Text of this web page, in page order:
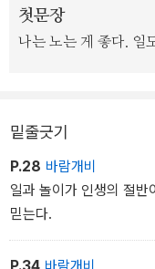
첫문장
나는 노는 게 좋다. 일
밑줄긋기
P.28 바람개비
일과 놀이가 인생의 절반
믿는다.
P.34 바람개비